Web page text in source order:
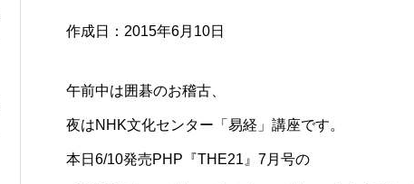
作成日：2015年6月10日
午前中は囲碁のお稽古、
夜はNHK文化センター「易経」講座です。
本日6/10発売PHP『THE21』7月号の